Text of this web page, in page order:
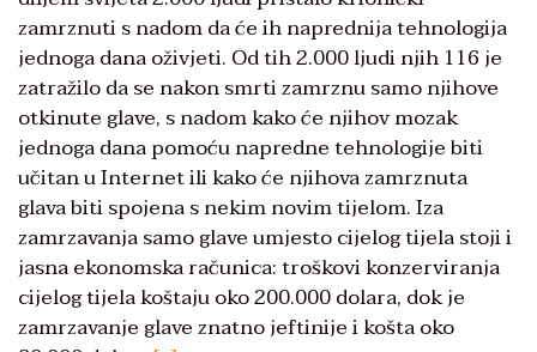
zamrznuti s nadom da će ih naprednija tehnologija
jednoga dana oživjeti. Od tih 2.000 ljudi njih 116 je
zatražilo da se nakon smrti zamrznu samo njihove
otkinute glave, s nadom kako će njihov mozak
jednoga dana pomoću napredne tehnologije biti
učitan u Internet ili kako će njihova zamrznuta
glava biti spojena s nekim novim tijelom. Iza
zamrzavanja samo glave umjesto cijelog tijela stoji i
jasna ekonomska računica: troškovi konzerviranja
cijelog tijela koštaju oko 200.000 dolara, dok je
zamrzavanje glave znatno jeftinije i košta oko